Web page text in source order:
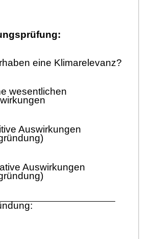
fung:
eine Klimarelevanz?
wesentlichen
Auswirkungen
ndung)
Auswirkungen
ndung)
ndung: